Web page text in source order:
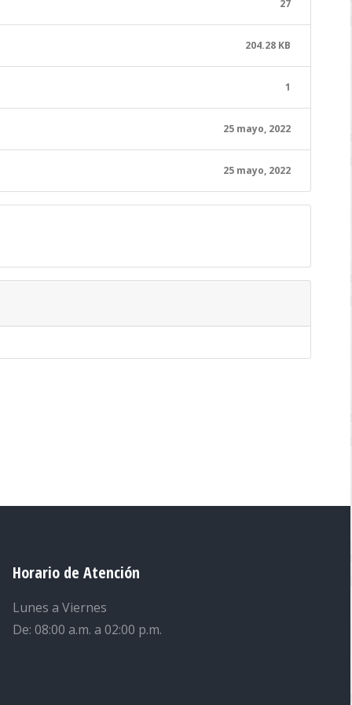
27
204.28 KB
1
25 mayo, 2022
25 mayo, 2022
Horario de Atención
Lunes a Viernes
De: 08:00 a.m. a 02:00 p.m.